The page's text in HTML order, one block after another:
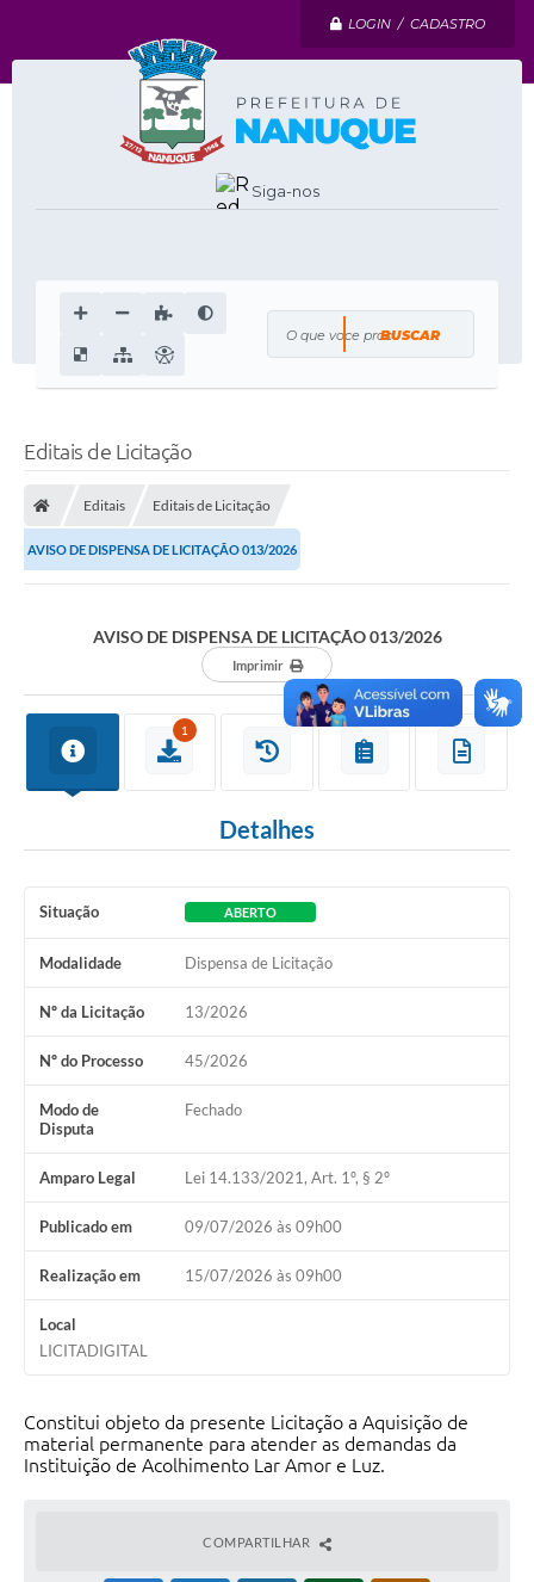
LOGIN / CADASTRO
Siga-nos
O que voce procura?
Editais de Licitação
Editais Editais de Licitação
AVISO DE DISPENSA DE LICITAÇÃO 013/2026
AVISO DE DISPENSA DE LICITAÇÃO 013/2026
Imprimir
1
Detalhes
Situação ABERTO
Modalidade Dispensa de Licitação
Nº da Licitação 13/2026
Nº do Processo 45/2026
Modo de
Disputa
Fechado
Amparo Legal Lei 14.133/2021, Art. 1º, § 2º
Publicado em 09/07/2026 às 09h00
Realização em 15/07/2026 às 09h00
Local
LICITADIGITAL
Constitui objeto da presente Licitação a Aquisição de
material permanente para atender as demandas da
Instituição de Acolhimento Lar Amor e Luz.
COMPARTILHAR